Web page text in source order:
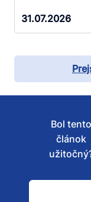
31.07.2026
Bol tento
článok